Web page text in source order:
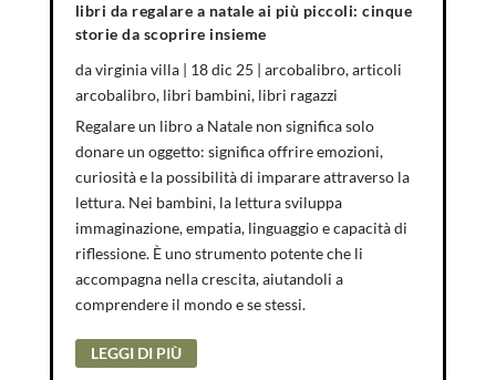
libri da regalare a natale ai più piccoli: cinque
storie da scoprire insieme
davirginia villa| 18 dic 25 | arcobalibro,articoli
arcobalibro, libri bambini, libri ragazzi
Regalare un libro a Natale non significa solo
donare un oggetto: significa offrire emozioni,
curiosità e la possibilità di imparare attraverso la
lettura. Nei bambini, la lettura sviluppa
immaginazione, empatia, linguaggio e capacità di
riflessione. È uno strumento potente che li
accompagna nella crescita, aiutandoli a
comprendere il mondo e se stessi.
LEGGI DI PIÙ